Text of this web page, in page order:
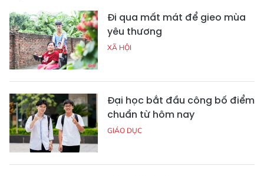
Đi qua mất mát để gieo mùa
yêu thương
XÃ HỘI
Đại học bắt đầu công bố điểm
chuẩn từ hôm nay
GIÁO DỤC